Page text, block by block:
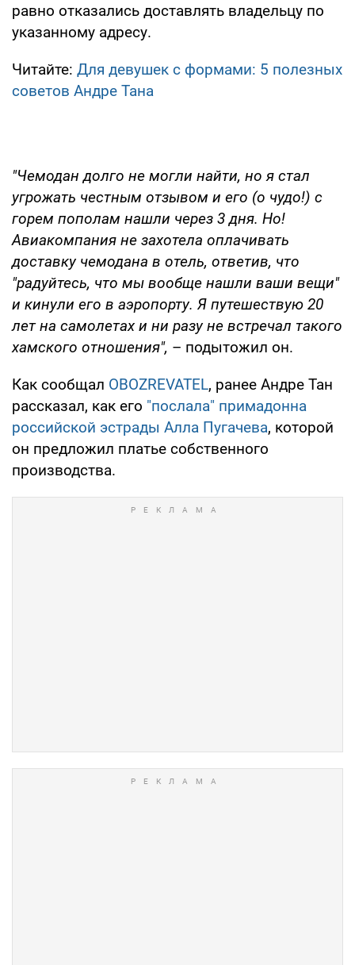
равно отказались доставлять владельцу по
указанному адресу.
Читайте: Для девушек с формами: 5 полезных
советов Андре Тана
"Чемодан долго не могли найти, но я стал
угрожать честным отзывом и его (о чудо!) с
горем пополам нашли через 3 дня. Но!
Авиакомпания не захотела оплачивать
доставку чемодана в отель, ответив, что
"радуйтесь, что мы вообще нашли ваши вещи"
и кинули его в аэропорту. Я путешествую 20
лет на самолетах и ни разу не встречал такого
хамского отношения", – подытожил он.
Как сообщал OBOZREVATEL, ранее Андре Тан
рассказал, как его "послала" примадонна
российской эстрады Алла Пугачева, которой
он предложил платье собственного
производства.